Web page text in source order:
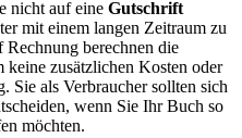
nicht auf eine Gutschrift
mit einem langen Zeitraum zu
berechnen die
zusätzlichen Kosten oder
Sie als Verbraucher sollten sich
wenn Sie Ihr Buch so
möchten.